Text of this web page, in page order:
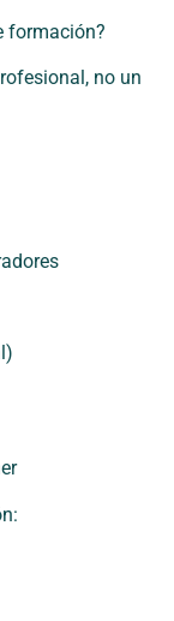
formación?
, no un